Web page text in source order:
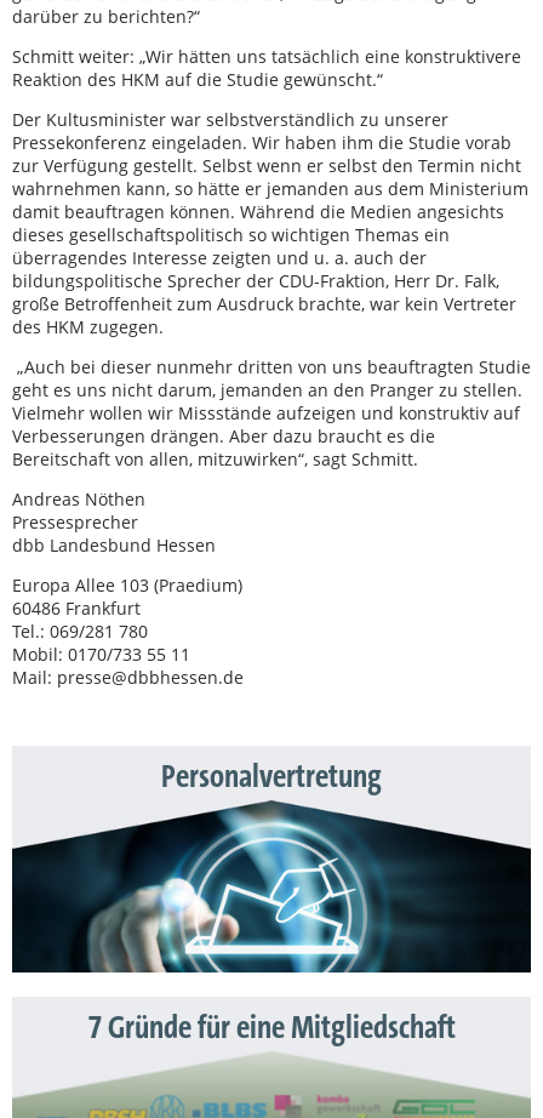
darüber zu berichten?“
Schmitt weiter: „Wir hätten uns tatsächlich eine konstruktivere
Reaktion des HKM auf die Studie gewünscht.“
Der Kultusminister war selbstverständlich zu unserer
Pressekonferenz eingeladen. Wir haben ihm die Studie vorab
zur Verfügung gestellt. Selbst wenn er selbst den Termin nicht
wahrnehmen kann, so hätte er jemanden aus dem Ministerium
damit beauftragen können. Während die Medien angesichts
dieses gesellschaftspolitisch so wichtigen Themas ein
überragendes Interesse zeigten und u. a. auch der
bildungspolitische Sprecher der CDU-Fraktion, Herr Dr. Falk,
große Betroffenheit zum Ausdruck brachte, war kein Vertreter
des HKM zugegen.
„Auch bei dieser nunmehr dritten von uns beauftragten Studie
geht es uns nicht darum, jemanden an den Pranger zu stellen.
Vielmehr wollen wir Missstände aufzeigen und konstruktiv auf
Verbesserungen drängen. Aber dazu braucht es die
Bereitschaft von allen, mitzuwirken“, sagt Schmitt.
Andreas Nöthen
Pressesprecher
dbb Landesbund Hessen
Europa Allee 103 (Praedium)
60486 Frankfurt
Tel.: 069/281 780
Mobil: 0170/733 55 11
Mail: presse@dbbhessen.de
Personalvertretung
7 Gründe für eine Mitgliedschaft